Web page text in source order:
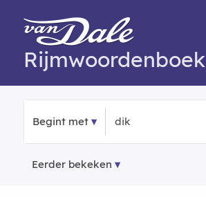
Rijmwoordenboek
Begint met
Eerder bekeken